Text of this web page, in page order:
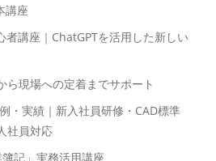
講座
者講座｜ChatGPTを活用した新しい
ら現場への定着までサポート
・実績｜新入社員研修・CAD標準
社員対応
簿記」実務活用講座